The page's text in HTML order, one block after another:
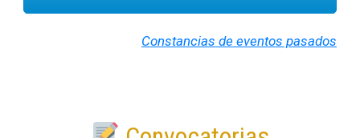
Constancias de eventos pasados